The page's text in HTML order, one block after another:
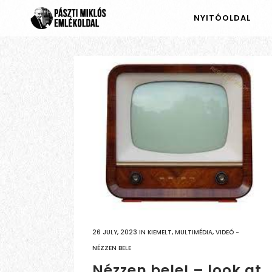
NYITÓOLDAL
26 JULY, 2023 IN KIEMELT, MULTIMÉDIA, VIDEÓ -
NÉZZEN BELE